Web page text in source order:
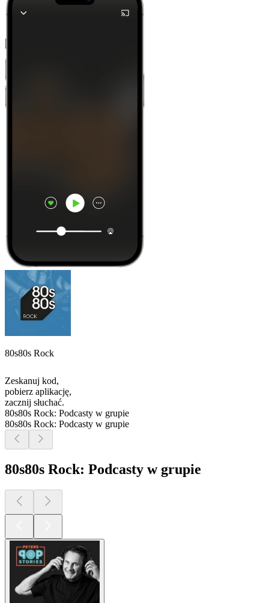
80s80s Rock
Zeskanuj kod,
pobierz aplikację,
zacznij słuchać.
80s80s Rock: Podcasty w grupie
80s80s Rock: Podcasty w grupie
80s80s Rock: Podcasty w grupie